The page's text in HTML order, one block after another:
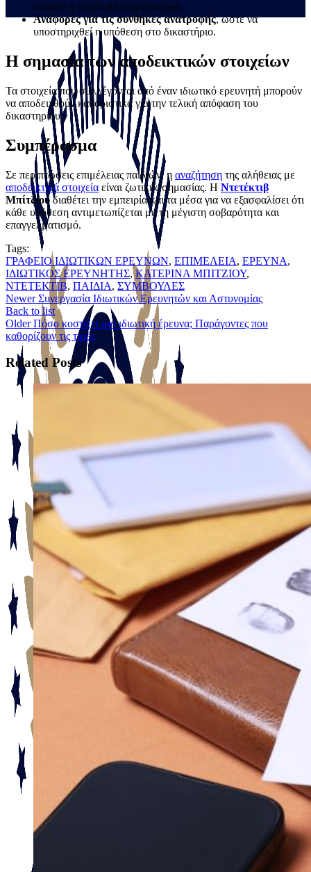
ουσιών ή επιβλαβή συμπεριφορά.
Αναφορές για τις συνθήκες ανατροφής, ώστε να
υποστηριχθεί η υπόθεση στο δικαστήριο.
Η σημασία των αποδεικτικών στοιχείων
Τα στοιχεία που συλλέγονται από έναν ιδιωτικό ερευνητή μπορούν
να αποδειχθούν καθοριστικά για την τελική απόφαση του
δικαστηρίου.
Συμπέρασμα
Σε περιπτώσεις επιμέλειας παιδιών, η αναζήτηση της αλήθειας με
αποδεικτικά στοιχεία είναι ζωτικής σημασίας. Η Ντετέκτιβ
Μπίτζιου διαθέτει την εμπειρία και τα μέσα για να εξασφαλίσει ότι
κάθε υπόθεση αντιμετωπίζεται με τη μέγιστη σοβαρότητα και
επαγγελματισμό.
Tags:
ΓΡΑΦΕΙΟ ΙΔΙΩΤΙΚΩΝ ΕΡΕΥΝΩΝ, ΕΠΙΜΕΛΕΙΑ, ΕΡΕΥΝΑ,
ΙΔΙΩΤΙΚΟΣ ΕΡΕΥΝΗΤΗΣ,ΚATΕΡΙΝΑ ΜΠΙΤΖΙΟΥ,
ΝΤΕΤΕΚΤΙΒ, ΠΑΙΔΙΑ, ΣΥΜΒΟΥΛΕΣ
Newer Συνεργασία Ιδιωτικών Ερευνητών και Αστυνομίας
Back to list
Older Πόσο κοστίζει μια ιδιωτική έρευνα; Παράγοντες που
καθορίζουν τις τιμές
Related Posts